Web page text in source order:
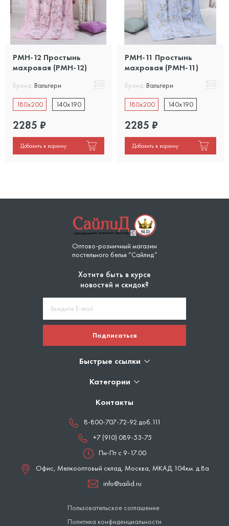
PMH-12 Простынь
махровая (PMH-12)
Бренд: Вальтери
180x200 140x190
2285 ₽
Добавить в корзину
PMH-11 Простынь
махровая (PMH-11)
Бренд: Вальтери
180x200 140x190
2285 ₽
Добавить в корзину
Оптово-розничный магазин
постельного белья “Сайлид”
Хотите быть в курсе
новостей и скидок?
Подписаться
Быстрые ссылки
Категории
Контакты
8-800-707-72-92 доб.111
+7 (910) 089-53-75
Пн-Пт с 9-17.00
Офис, Мелкооптовый склад, Москва, МКАД 104км. д.8а
info@sailid.ru
Пользовательское соглашение
Политика конфиденциальности